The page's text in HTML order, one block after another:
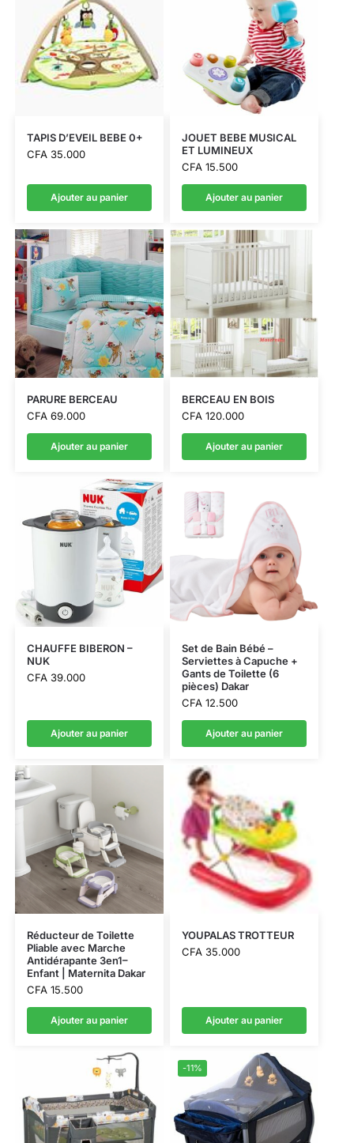
TAPIS D’EVEIL BEBE 0+
CFA35.000
Ajouter au panier
JOUET BEBE MUSICAL
ET LUMINEUX
CFA15.500
Ajouter au panier
PARURE BERCEAU
CFA69.000
Ajouter au panier
BERCEAU EN BOIS
CFA120.000
Ajouter au panier
CHAUFFE BIBERON –
NUK
CFA39.000
Ajouter au panier
Set de Bain Bébé –
Serviettes à Capuche +
Gants de Toilette (6
pièces) Dakar
CFA12.500
Ajouter au panier
Réducteur de Toilette
Pliable avec Marche
Antidérapante 3en1–
Enfant | Maternita Dakar
CFA15.500
Ajouter au panier
YOUPALAS TROTTEUR
CFA35.000
Ajouter au panier
-11%